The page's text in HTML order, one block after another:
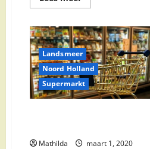
meer
Super
BV
in
Landsmeer
Landsmeer
Noord Holland
Supermarkt
Mathilda maart 1, 2020